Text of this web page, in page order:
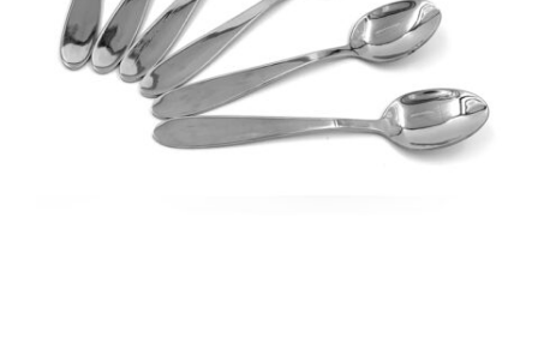
המותגים שלנו
מתנות לחנוכת בית
מתנות למטבח
מתכונים שלכם